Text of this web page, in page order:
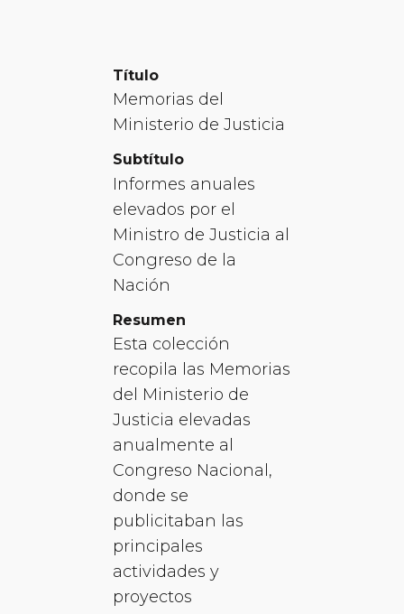
Título
Memorias del
Ministerio de Justicia
Subtítulo
Informes anuales
elevados por el
Ministro de Justicia al
Congreso de la
Nación
Resumen
Esta colección
recopila las Memorias
del Ministerio de
Justicia elevadas
anualmente al
Congreso Nacional,
donde se
publicitaban las
principales
actividades y
proyectos